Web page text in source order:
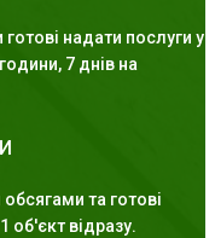
надати послуги у
7 днів на
та готові
об'єкт відразу.